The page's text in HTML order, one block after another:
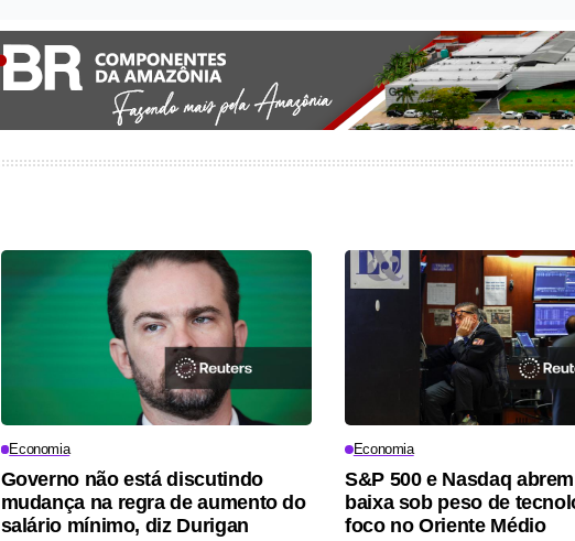
Economia
Governo não está discutindo
mudança na regra de aumento do
salário mínimo, diz Durigan
Economia
S&P 500 e Nasdaq
baixa sob peso de
foco no Oriente Médio